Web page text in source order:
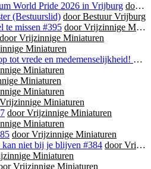
World Pride 2026 in Vrijburg door Bestuur Vrijburg
(Bestuurslid) door Bestuur Vrijburg
te missen #395 door Vrijzinnige Miniaturen
door Vrijzinnige Miniaturen
Miniaturen
Kerk, roep met kracht op tot vrede en medemenselijkheid! #392
Miniaturen
Miniaturen
Miniaturen
Miniaturen
door Vrijzinnige Miniaturen
Miniaturen
door Vrijzinnige Miniaturen
niet bij je blijven #384 door Vrijzinnige Miniaturen
Miniaturen
Vrijzinnige Miniaturen